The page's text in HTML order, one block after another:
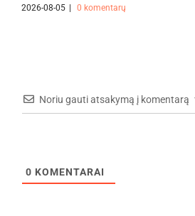
2026-08-05 0 komentarų
Noriu gauti atsakymą į komentarą
0 KOMENTARAI